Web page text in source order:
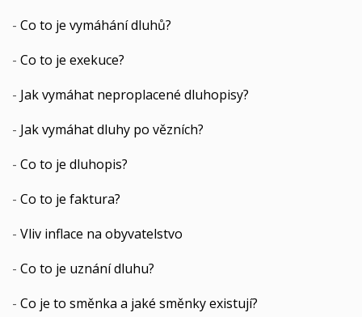
- Co to je vymáhání dluhů?
- Co to je exekuce?
- Jak vymáhat neproplacené dluhopisy?
- Jak vymáhat dluhy po vězních?
- Co to je dluhopis?
- Co to je faktura?
- Vliv inflace na obyvatelstvo
- Co to je uznání dluhu?
- Co je to směnka a jaké směnky existují?